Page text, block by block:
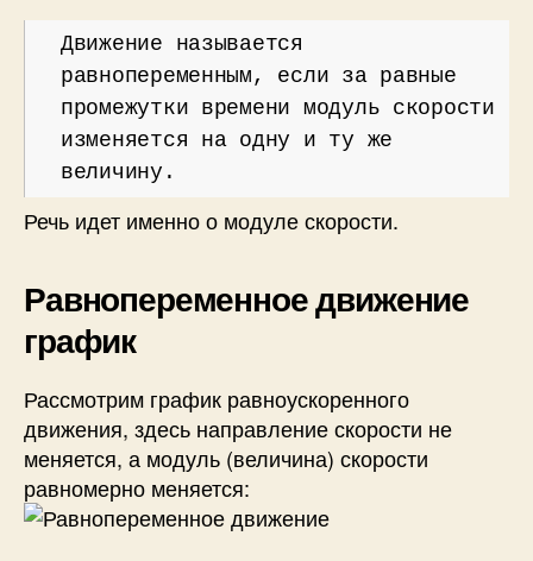
Движение называется
равнопеременным, если за равные
промежутки времени модуль скорости
изменяется на одну и ту же
величину.
Речь идет именно о модуле скорости.
Равнопеременное движение
график
Рассмотрим график равноускоренного
движения, здесь направление скорости не
меняется, а модуль (величина) скорости
равномерно меняется: